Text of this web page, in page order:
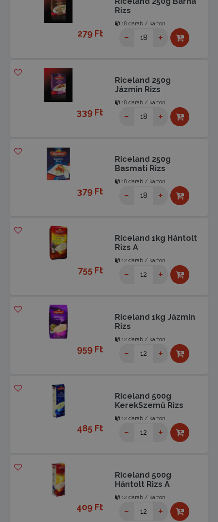
Rizs
18 darab / karton
279 Ft
Riceland 250g
Jázmin Rizs
18 darab / karton
339 Ft
Riceland 250g
Basmati Rizs
18 darab / karton
379 Ft
Riceland 1kg Hántolt
Rizs A
12 darab / karton
755 Ft
Riceland 1kg Jázmin
Rizs
12 darab / karton
959 Ft
Riceland 500g
KerekSzemű Rizs
12 darab / karton
485 Ft
Riceland 500g
Hántolt Rizs A
12 darab / karton
409 Ft